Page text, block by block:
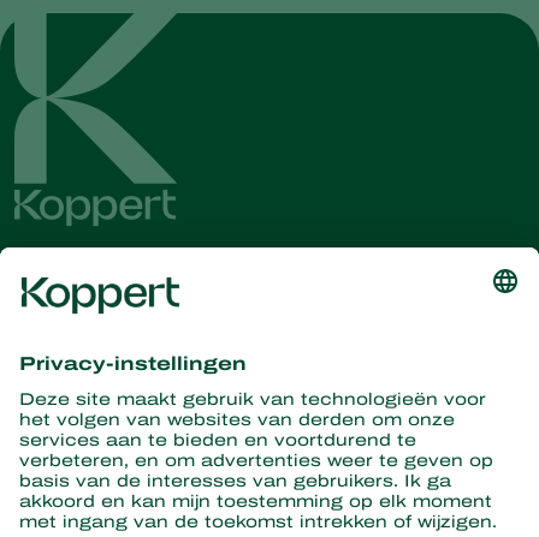
Ontvang het laatste nieuws en
informatie
Hier aanmelden
Partners with Nature